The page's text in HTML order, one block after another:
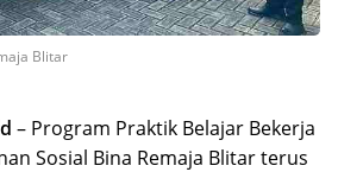
Blitar
– Program Praktik Belajar Bekerja
Sosial Bina Remaja Blitar terus